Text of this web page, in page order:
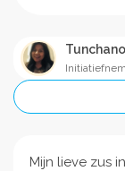
Mijn lieve zus